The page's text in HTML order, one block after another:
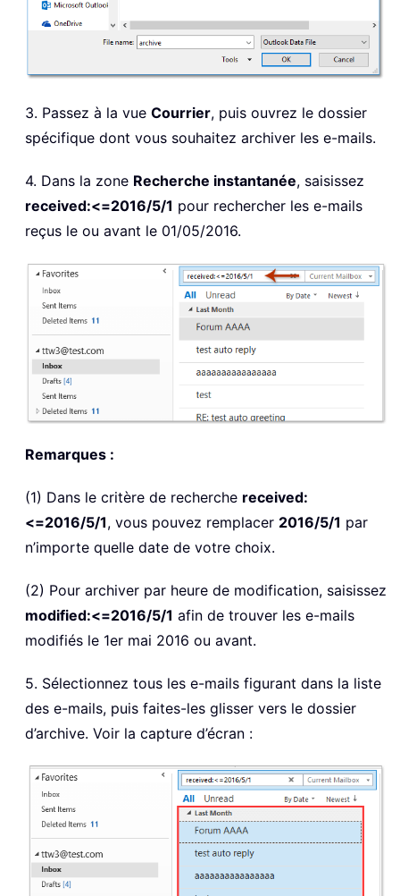
3. Passez à la vue Courrier, puis ouvrez le dossier
spécifique dont vous souhaitez archiver les e-mails.
4. Dans la zone Recherche instantanée, saisissez
received:<=2016/5/1 pour rechercher les e-mails
reçus le ou avant le 01/05/2016.
Remarques :
(1) Dans le critère de recherche received:
<=2016/5/1, vous pouvez remplacer 2016/5/1 par
n’importe quelle date de votre choix.
(2) Pour archiver par heure de modification, saisissez
modified:<=2016/5/1 afin de trouver les e-mails
modifiés le 1er mai 2016 ou avant.
5. Sélectionnez tous les e-mails figurant dans la liste
des e-mails, puis faites-les glisser vers le dossier
d’archive. Voir la capture d’écran :